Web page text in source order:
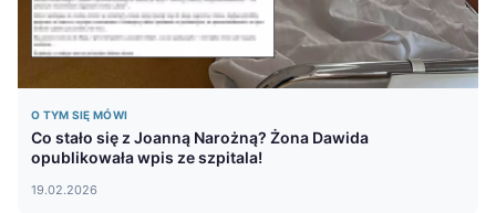
O TYM SIĘ MÓWI
Co stało się z Joanną Narożną? Żona Dawida
opublikowała wpis ze szpitala!
19.02.2026